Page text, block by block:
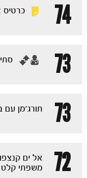
74 כרטיס
73
73 תורג׳מן
72
אל ים
משפתי קלט